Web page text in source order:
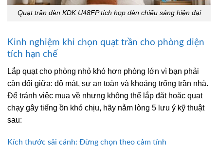
Quạt trần đèn KDK U48FP tích hợp đèn chiếu sáng hiện đại
Kinh nghiệm khi chọn quạt trần cho phòng diện
tích hạn chế
Lắp quạt cho phòng nhỏ khó hơn phòng lớn vì bạn phải
cân đối giữa: độ mát, sự an toàn và khoảng trống trần nhà.
Để tránh việc mua về nhưng không thể lắp đặt hoặc quạt
chạy gây tiếng ồn khó chịu, hãy nằm lòng 5 lưu ý kỹ thuật
sau:
Kích thước sải cánh: Đừng chọn theo cảm tính